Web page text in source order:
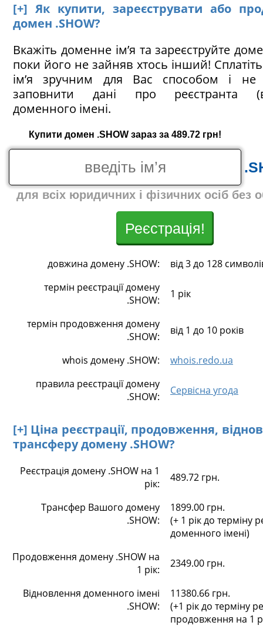
[+] Як купити, зареєструвати або
домен .SHOW?
Вкажіть доменне ім’я та зареєструйте
поки його не зайняв хтось інший!
ім’я зручним для Вас способом і не
заповнити дані про реєстранта
доменного імені.
Купити домен .SHOW зараз за 489.72 грн!
для всіх юридичних і фізичних осіб без
Реєстрація!
довжина домену .SHOW:
від 3 до 128
термін реєстрації домену
.SHOW:
1 рік
термін продовження домену
.SHOW:
від 1 до 10 років
whois домену .SHOW:
whois.redo.ua
правила реєстрації домену
.SHOW:
Сервісна угода
[+] Ціна реєстрації, продовження,
трансферу домену .SHOW?
Реєстрація домену .SHOW на 1
рік:
489.72 грн.
Трансфер Вашого домену
.SHOW:
1899.00 грн.
(+ 1 рік до терміну
доменного імені)
Продовження домену .SHOW на
1 рік:
2349.00 грн.
Відновлення доменного імені
.SHOW:
11380.66 грн.
(+1 рік до терміну
продовження на 1